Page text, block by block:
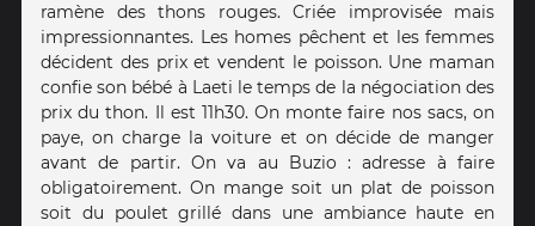
ramène des thons rouges. Criée improvisée mais
impressionnantes. Les homes pêchent et les femmes
décident des prix et vendent le poisson. Une maman
confie son bébé à Laeti le temps de la négociation des
prix du thon. Il est 11h30. On monte faire nos sacs, on
paye, on charge la voiture et on décide de manger
avant de partir. On va au Buzio : adresse à faire
obligatoirement. On mange soit un plat de poisson
soit du poulet grillé dans une ambiance haute en